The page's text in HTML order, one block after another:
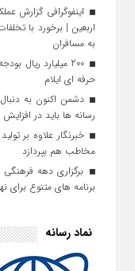
اینفوگرافی گزارش
به مسافران
200 میلیارد ریال
حرفه‌ ای ایلام
دشمن اکنون به
رسانه‌ ها باید در
خبرنگار علاوه بر
مخاطب هم بپردازد
برگزاری دهه
برنامه‌ های متنوع برای
نماد رسانه